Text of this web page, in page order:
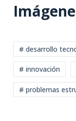
# desarrollo
# innovación
# problemas